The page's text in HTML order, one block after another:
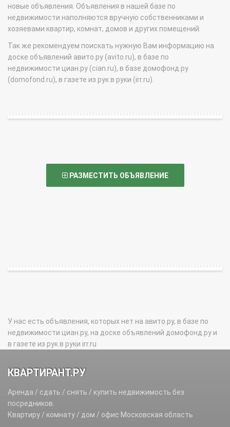
новые объявления. Объявления в нашей базе по
недвижимости наполняются вручную собственниками и
хозяевами квартир, комнат, домов и других помещений.
Так же рекомендуем поискать нужную Вам информацию на
доске объявлений авито.ру (avito.ru), в базе по
недвижимости циан.ру (cian.ru), в базе домофонд.ру
(domofond.ru), в газете из рук в руки (irr.ru).
РАЗМЕСТИТЬ ОБЪЯВЛЕНИЕ
У нас есть объявления, которых нет на авито.ру, в базе по
недвижимости циан.ру, на доске объявлений домофонд.ру и
в газете из рук в руки irr.ru
КВАРТИРАНТ.РУ
Аренда / сдать / снять / купить недвижимость без
посредников.
Квартиру / комнату / дом / офис Московская область